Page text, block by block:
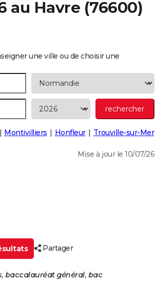
au Havre (76600)
une ville ou de choisir une
Montivilliers Honfleur Trouville-sur-Mer
Mise à jour le 10/07/26
Partager
baccalauréat général, bac